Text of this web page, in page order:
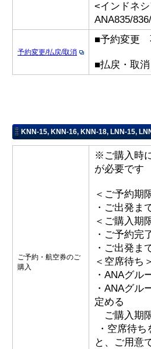
<インドネ
ANA835/
予約変更/払戻/取消
■予約変更
■払戻・取
KNN-15, KNN-16, KNN-18, LNN-15,
ご予約・航空券のご
購入
※ご購入時
が必要です
＜ご予約期
・ご出発ま
＜ご購入期
・ご予約完
・ご出発ま
＜空席待ち
・ANAグル
・ANAグル
定める
ご購入期
・空席待
と、ご用意